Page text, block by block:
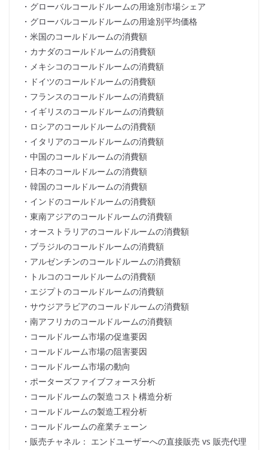
・グローバルコールドルームの用途別市場シェア
・グローバルコールドルームの用途別平均価格
・米国のコールドルームの消費額
・カナダのコールドルームの消費額
・メキシコのコールドルームの消費額
・ドイツのコールドルームの消費額
・フランスのコールドルームの消費額
・イギリスのコールドルームの消費額
・ロシアのコールドルームの消費額
・イタリアのコールドルームの消費額
・中国のコールドルームの消費額
・日本のコールドルームの消費額
・韓国のコールドルームの消費額
・インドのコールドルームの消費額
・東南アジアのコールドルームの消費額
・オーストラリアのコールドルームの消費額
・ブラジルのコールドルームの消費額
・アルゼンチンのコールドルームの消費額
・トルコのコールドルームの消費額
・エジプトのコールドルームの消費額
・サウジアラビアのコールドルームの消費額
・南アフリカのコールドルームの消費額
・コールドルーム市場の促進要因
・コールドルーム市場の阻害要因
・コールドルーム市場の動向
・ポーターズファイブフォース分析
・コールドルームの製造コスト構造分析
・コールドルームの製造工程分析
・コールドルームの産業チェーン
・販売チャネル： エンドユーザーへの直接販売 vs 販売代理